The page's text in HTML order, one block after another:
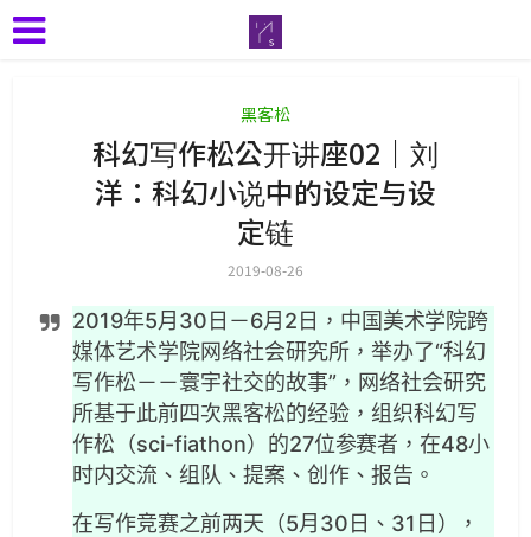
黑客松
科幻写作松公开讲座02｜刘
洋：科幻小说中的设定与设
定链
2019-08-26
2019年5月30日－6月2日，中国美术学院跨
媒体艺术学院网络社会研究所，举办了“科幻
写作松－－寰宇社交的故事”，网络社会研究
所基于此前四次黑客松的经验，组织科幻写
作松（sci-fiathon）的27位参赛者，在48小
时内交流、组队、提案、创作、报告。
在写作竞赛之前两天（5月30日、31日），